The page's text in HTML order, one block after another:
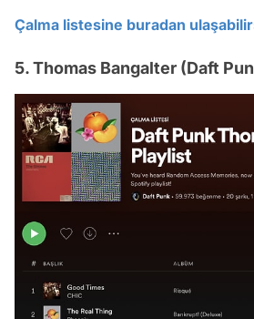
Çalma listesine buradan
5. Thomas Bangalter (Daft